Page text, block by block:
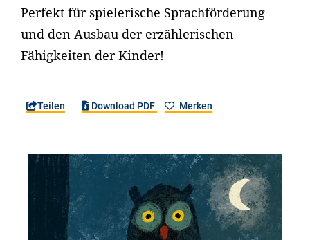
Perfekt für spielerische Sprachförderung
und den Ausbau der erzählerischen
Fähigkeiten der Kinder!
Teilen Download PDF Merken